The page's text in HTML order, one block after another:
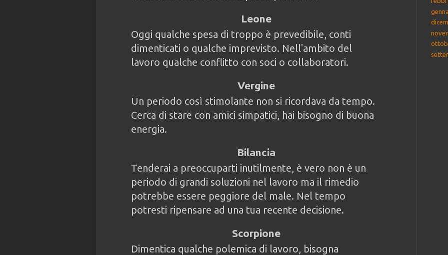
Leone
Oggi qualche spesa di troppo è prevedibile, conti
dimenticati o qualche imprevisto. Nell'ambito del
lavoro qualche conflitto con soci o collaboratori.
Vergine
Un periodo così stimolante non si ricordava da tempo.
Cerca di stare con amici simpatici, hai bisogno di buona
energia.
Bilancia
Tenderai a preoccuparti inutilmente, è vero non è un
periodo di grandi soluzioni nel lavoro ma il rimedio
potrebbe essere peggiore del male. Nel tempo
potresti ripensare ad una tua recente decisione.
Scorpione
Dimentica qualche polemica di lavoro, bisogna